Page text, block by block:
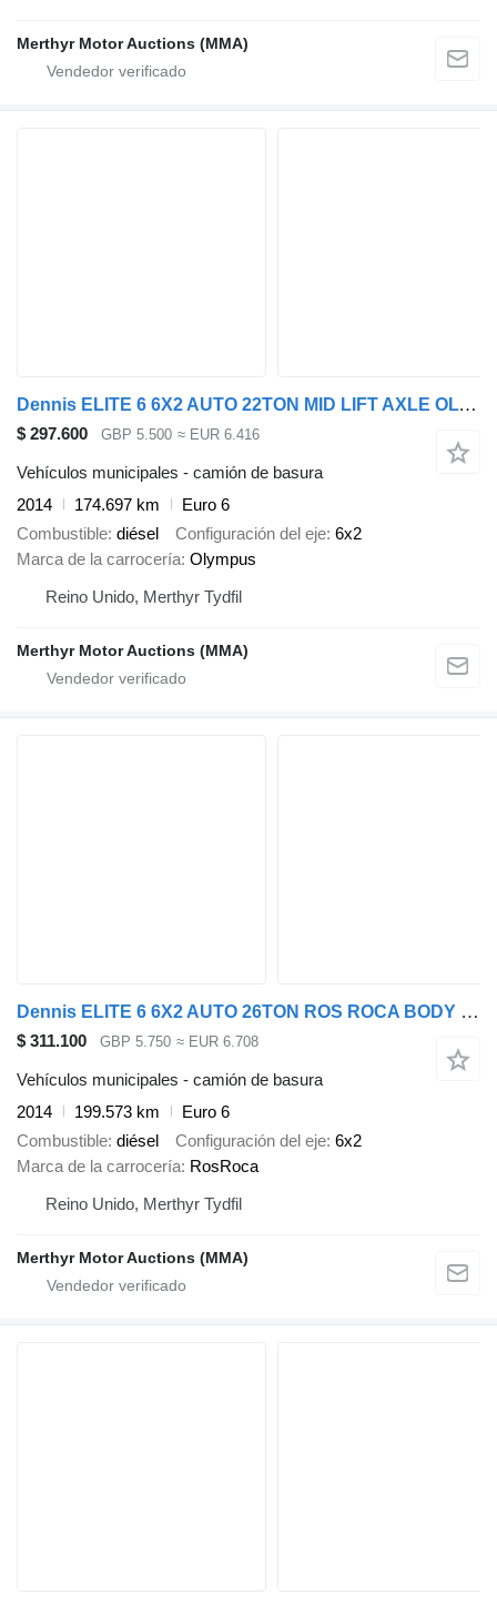
Merthyr Motor Auctions (MMA)
Dennis ELITE 6 6X2 AUTO 22TON MID LIFT AXLE OLYMPUS BODY REFUSE
$ 297.600 GBP 5.500 ≈ EUR 6.416
Vehículos municipales - camión de basura
2014
174.697 km
Euro 6
Combustible diésel Configuración del eje 6x2
Marca de la carrocería Olympus
Reino Unido, Merthyr Tydfil
Merthyr Motor Auctions (MMA)
Dennis ELITE 6 6X2 AUTO 26TON ROS ROCA BODY REFUSE
$ 311.100 GBP 5.750 ≈ EUR 6.708
Vehículos municipales - camión de basura
2014
199.573 km
Euro 6
Combustible diésel Configuración del eje 6x2
Marca de la carrocería RosRoca
Reino Unido, Merthyr Tydfil
Merthyr Motor Auctions (MMA)